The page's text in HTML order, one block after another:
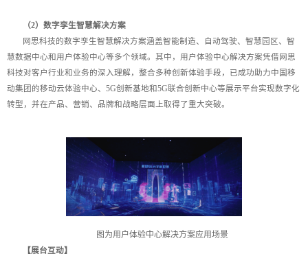
（2）数字孪生智慧解决方案
网思科技的数字孪生智慧解决方案涵盖智能制造、自动驾驶、智慧园区、智
慧数据中心和用户体验中心等多个领域。其中，用户体验中心解决方案凭借网思
科技对客户行业和业务的深入理解，整合多种创新体验手段，已成功助力中国移
动集团的移动云体验中心、5G创新基地和5G联合创新中心等展示平台实现数字化
转型，并在产品、营销、品牌和战略层面上取得了重大突破。
图为用户体验中心解决方案应用场景
【展台互动】